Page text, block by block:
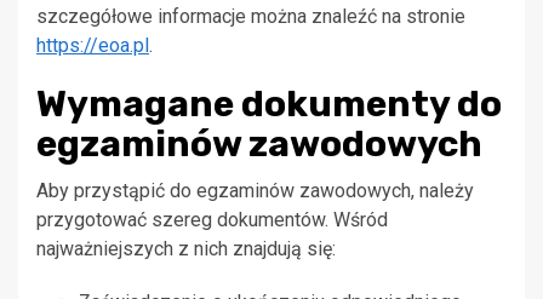
szczegółowe informacje można znaleźć na stronie
https://eoa.pl.
Wymagane dokumenty do
egzaminów zawodowych
Aby przystąpić do egzaminów zawodowych, należy
przygotować szereg dokumentów. Wśród
najważniejszych z nich znajdują się: